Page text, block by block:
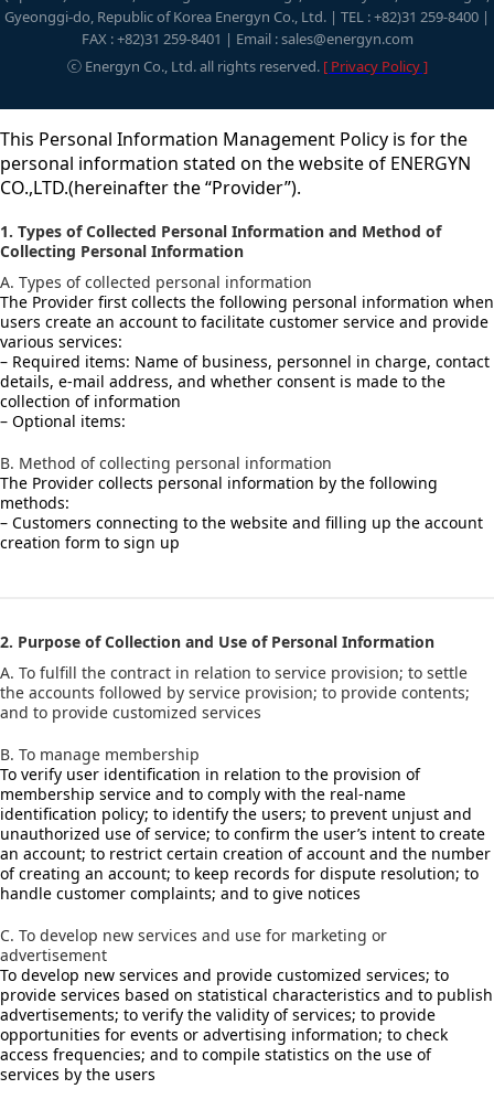
Gyeonggi-do, Republic of Korea Energyn Co., Ltd. | TEL : +82)31 259-8400 |
FAX : +82)31 259-8401 | Email : sales@energyn.com
ⓒ Energyn Co., Ltd. all rights reserved. [ Privacy Policy ]
This Personal Information Management Policy is for the
personal information stated on the website of ENERGYN
CO.,LTD.(hereinafter the “Provider”).
1. Types of Collected Personal Information and Method of
Collecting Personal Information
A. Types of collected personal information
The Provider first collects the following personal information when
users create an account to facilitate customer service and provide
various services:
– Required items: Name of business, personnel in charge, contact
details, e-mail address, and whether consent is made to the
collection of information
– Optional items:
B. Method of collecting personal information
The Provider collects personal information by the following
methods:
– Customers connecting to the website and filling up the account
creation form to sign up
2. Purpose of Collection and Use of Personal Information
A. To fulfill the contract in relation to service provision; to settle
the accounts followed by service provision; to provide contents;
and to provide customized services
B. To manage membership
To verify user identification in relation to the provision of
membership service and to comply with the real-name
identification policy; to identify the users; to prevent unjust and
unauthorized use of service; to confirm the user’s intent to create
an account; to restrict certain creation of account and the number
of creating an account; to keep records for dispute resolution; to
handle customer complaints; and to give notices
C. To develop new services and use for marketing or
advertisement
To develop new services and provide customized services; to
provide services based on statistical characteristics and to publish
advertisements; to verify the validity of services; to provide
opportunities for events or advertising information; to check
access frequencies; and to compile statistics on the use of
services by the users